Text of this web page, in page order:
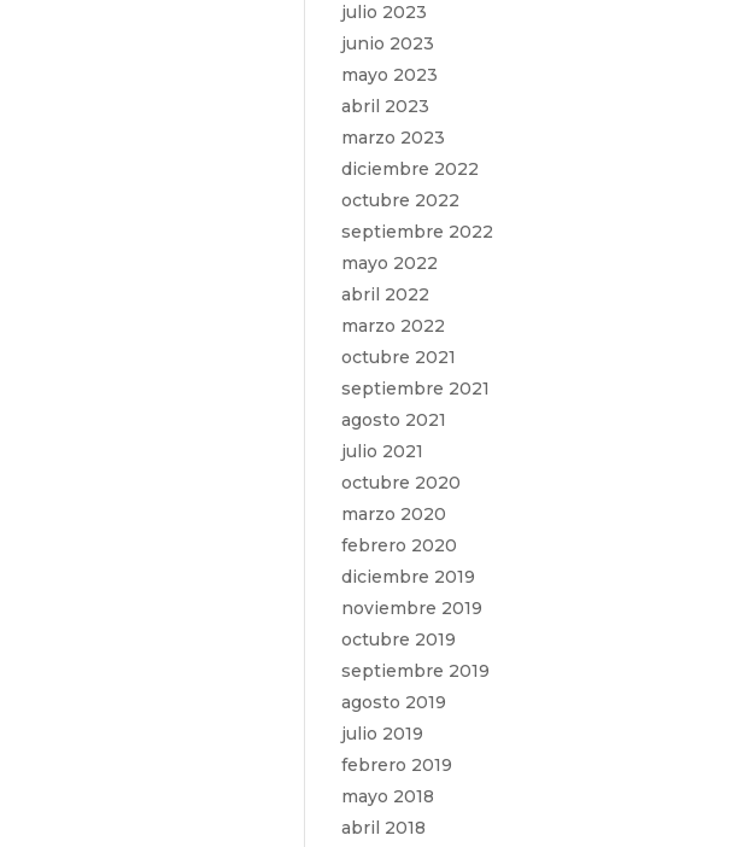
julio 2023
junio 2023
mayo 2023
abril 2023
marzo 2023
diciembre 2022
octubre 2022
septiembre 2022
mayo 2022
abril 2022
marzo 2022
octubre 2021
septiembre 2021
agosto 2021
julio 2021
octubre 2020
marzo 2020
febrero 2020
diciembre 2019
noviembre 2019
octubre 2019
septiembre 2019
agosto 2019
julio 2019
febrero 2019
mayo 2018
abril 2018